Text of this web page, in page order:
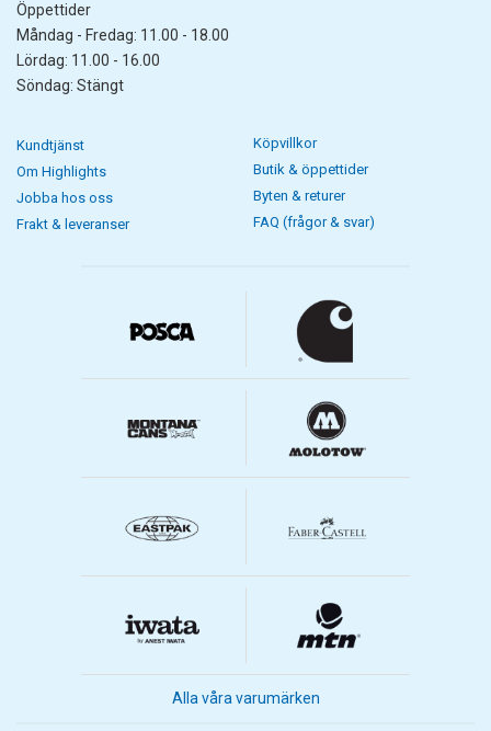
Öppettider
Måndag - Fredag: 11.00 - 18.00
Lördag: 11.00 - 16.00
Söndag: Stängt
Kundtjänst
Om Highlights
Jobba hos oss
Frakt & leveranser
Köpvillkor
Butik & öppettider
Byten & returer
FAQ (frågor & svar)
Alla våra varumärken